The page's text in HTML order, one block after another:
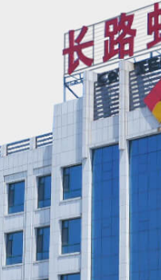
年投产量 [万]